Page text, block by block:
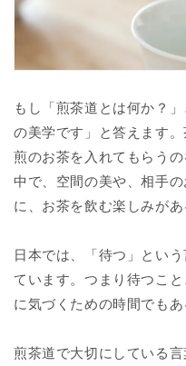
もし「煎茶道とは何か？
の美学です」と答えます
煎のお茶を入れてもらう
中で、空間の美や、相手
に、お茶を飲む楽しみがあ
日本では、「待つ」とい
ています。つまり待つこ
に気づくための時間でもあ
煎茶道で大切にしている